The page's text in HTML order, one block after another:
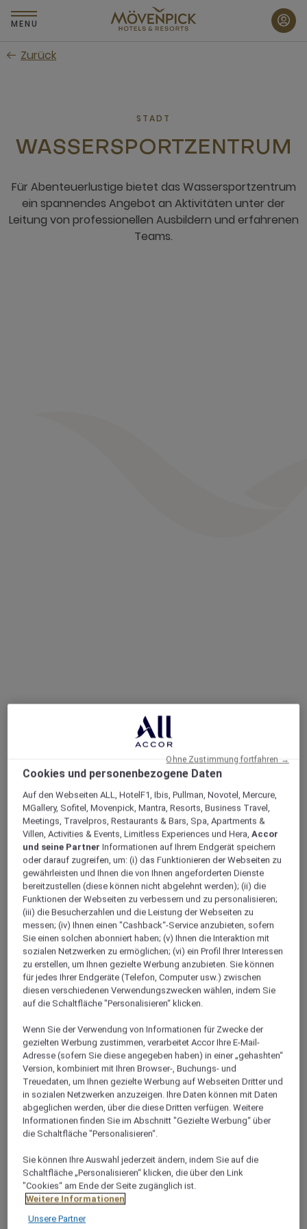
Zum
Hauptinhalt
MENU
Zurück
STADT
WASSERSPORTZENTRUM
Für Abenteuerlustige bietet das Wassersportzentrum
ein spannendes Angebot an Aktivitäten unter der
Leitung von professionellen Ausbildern und erfahrenen
Teams.
Öffnungszeiten
Für Abenteuerlustige bietet das Wassersportzentrum
Leitung von professionellen Ausbildern und
erfahrenen Teams.
Erleben Sie die Welt des Wassersports und geniessen
Sie den endlosen Adrenalinrausch bei sommerlicher
Cookies und personenbezogene Daten
Auf den Webseiten ALL, HotelF1, Ibis, Pullman, Novotel, Mercure,
MGallery, Sofitel, Movenpick, Mantra, Resorts, Business Travel,
Meetings, Travelpros, Restaurants & Bars, Spa, Apartments &
Villen, Activities & Events, Limitless Experiences und Hera,Accor
und seine Partner Informationen auf Ihrem Endgerät speichern
oder darauf zugreifen, um: (i) das Funktionieren der Webseiten zu
gewährleisten und Ihnen die von Ihnen angeforderten Dienste
bereitzustellen (diese können nicht abgelehnt werden); (ii) die
Funktionen der Webseiten zu verbessern und zu personalisieren;
(iii) die Besucherzahlen und die Leistung der Webseiten zu
messen; (iv) Ihnen einen "Cashback“-Service anzubieten, sofern
Sie einen solchen abonniert haben; (v) Ihnen die Interaktion mit
sozialen Netzwerken zu ermöglichen; (vi) ein Profil Ihrer Interessen
zu erstellen, um Ihnen gezielte Werbung anzubieten. Sie können
für jedes Ihrer Endgeräte (Telefon, Computer usw.) zwischen
diesen verschiedenen Verwendungszwecken wählen, indem Sie
auf die Schaltfläche "Personalisieren“ klicken.
Wenn Sie der Verwendung von Informationen für Zwecke der
gezielten Werbung zustimmen, verarbeitet Accor Ihre E-Mail-
Adresse (sofern Sie diese angegeben haben) in einer „gehashten“
Version, kombiniert mit Ihren Browser-, Buchungs- und
Treuedaten, um Ihnen gezielte Werbung auf Webseiten Dritter und
in sozialen Netzwerken anzuzeigen. Ihre Daten können mit Daten
abgeglichen werden, über die diese Dritten verfügen. Weitere
Informationen finden Sie im Abschnitt "Gezielte Werbung“ über
die Schaltfläche "Personalisieren“.
Sie können Ihre Auswahl jederzeit ändern, indem Sie auf die
Schaltfläche „Personalisieren“ klicken, die über den Link
"Cookies“ am Ende der Seite zugänglich ist.
Weitere Informationen
Unsere Partner
Ohne Zustimmung fortfahren →